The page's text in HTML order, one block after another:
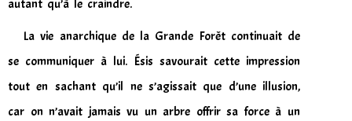
autant qu’à le craindre.
La vie anarchique de la Grande Forêt continuait de
se communiquer à lui. Ésis savourait cette impression
tout en sachant qu’il ne s’agissait que d’une illusion,
car on n’avait jamais vu un arbre offrir sa force à un